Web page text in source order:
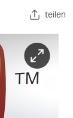
teilen